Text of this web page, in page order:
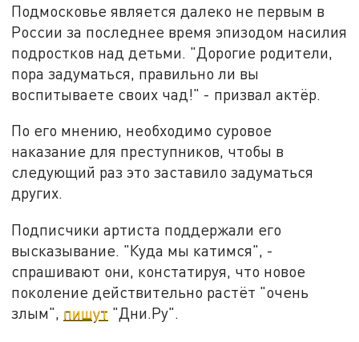
Подмосковье является далеко не первым в
России за последнее время эпизодом насилия
подростков над детьми. "Дорогие родители,
пора задуматься, правильно ли вы
воспитываете своих чад!" - призвал актёр.
По его мнению, необходимо суровое
наказание для преступников, чтобы в
следующий раз это заставило задуматься
других.
Подписчики артиста поддержали его
высказывание. "Куда мы катимся", -
спрашивают они, констатируя, что новое
поколение действительно растёт "очень
злым", пишут "Дни.Ру".